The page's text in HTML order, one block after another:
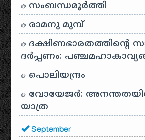
സംബന്ധമൂർത്തി
രാമനു മുമ്പ്
ദക്ഷിണഭാരതത്തിൻ്റെ
ദർപ്പണം:
പൊലിയന്ദ്രം
വോയേജർ:
യാത്ര
September